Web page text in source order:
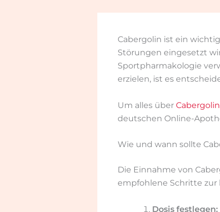
Cabergolin ist ein
Störungen eingesetzt
Sportpharmakologie
erzielen, ist es
Um alles über
deutschen Online-
Wie und wann sollte
Die Einnahme von
empfohlene Schritte
Dosis festlegen: